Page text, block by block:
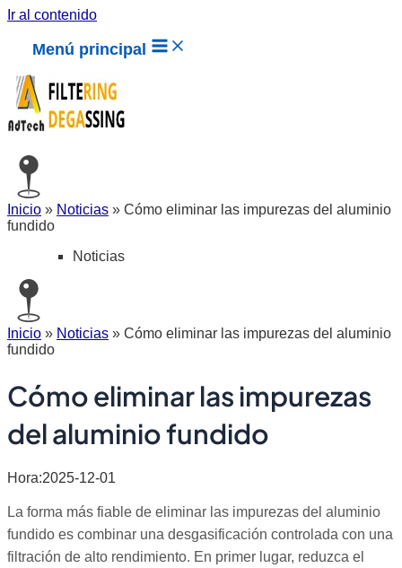
Ir al contenido
Menú principal
Inicio » Noticias » Cómo eliminar las impurezas del aluminio
fundido
Noticias
Inicio » Noticias » Cómo eliminar las impurezas del aluminio
fundido
Cómo eliminar las impurezas
del aluminio fundido
Hora:2025-12-01
La forma más fiable de eliminar las impurezas del aluminio
fundido es combinar una desgasificación controlada con una
filtración de alto rendimiento. En primer lugar, reduzca el